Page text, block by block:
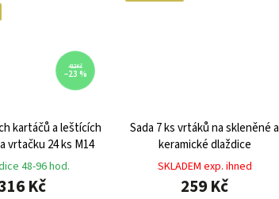
412 Kč
–23 %
kartáčů a leštících
vrtačku 24 ks M14
48-96 hod.
Kč
Sada 7 ks vrtáků na skleněné a
keramické dlaždice
SKLADEM exp. ihned
259 Kč